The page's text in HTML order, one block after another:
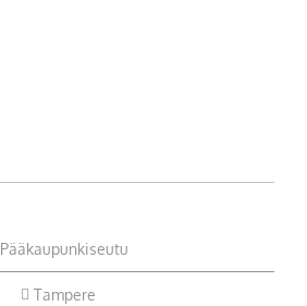
Pääkaupunkiseutu
Tampere